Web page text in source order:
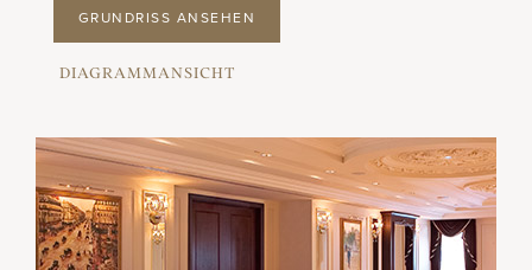
GRUNDRISS ANSEHEN
DIAGRAMMANSICHT